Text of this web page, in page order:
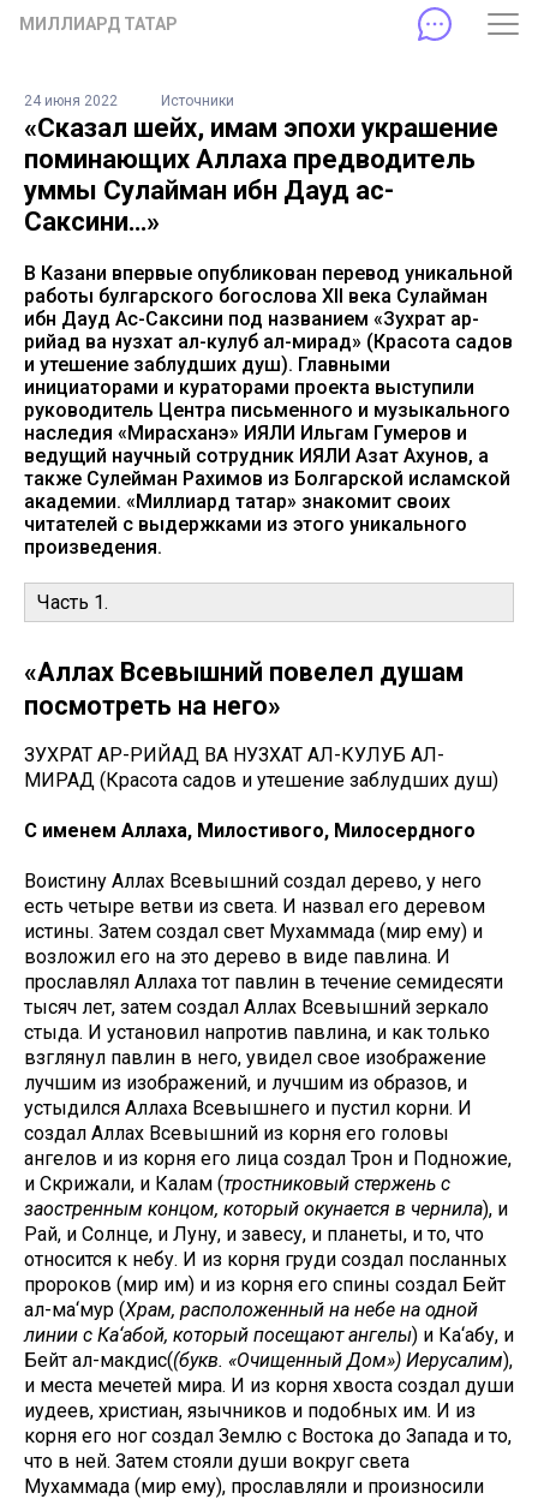
МИЛЛИАРД ТАТАР
24 июня 2022 Источники
«Сказал шейх, имам эпохи украшение
поминающих Аллаха предводитель
уммы Сулайман ибн Дауд ас-
Саксини…»
В Казани впервые опубликован перевод уникальной
работы булгарского богослова XII века Сулайман
ибн Дауд Ас-Саксини под названием «Зухрат ар-
рийад ва нузхат ал-кулуб ал-мирад» (Красота садов
и утешение заблудших душ). Главными
инициаторами и кураторами проекта выступили
руководитель Центра письменного и музыкального
наследия «Мирасханэ» ИЯЛИ Ильгам Гумеров и
ведущий научный сотрудник ИЯЛИ Азат Ахунов, а
также Сулейман Рахимов из Болгарской исламской
академии. «Миллиард татар» знакомит своих
читателей с выдержками из этого уникального
произведения.
Часть 1.
«Аллах Всевышний повелел душам
посмотреть на него»
ЗУХРАТ АР-РИЙАД ВА НУЗХАТ АЛ-КУЛУБ АЛ-
МИРАД (Красота садов и утешение заблудших душ)
С именем Аллаха, Милостивого, Милосердного
Воистину Аллах Всевышний создал дерево, у него
есть четыре ветви из света. И назвал его деревом
истины. Затем создал свет Мухаммада (мир ему) и
возложил его на это дерево в виде павлина. И
прославлял Аллаха тот павлин в течение семидесяти
тысяч лет, затем создал Аллах Всевышний зеркало
стыда. И установил напротив павлина, и как только
взглянул павлин в него, увидел свое изображение
лучшим из изображений, и лучшим из образов, и
устыдился Аллаха Всевышнего и пустил корни. И
создал Аллах Всевышний из корня его головы
ангелов и из корня его лица создал Трон и Подножие,
и Скрижали, и Калам (тростниковый стержень с
заостренным концом, который окунается в чернила), и
Рай, и Солнце, и Луну, и завесу, и планеты, и то, что
относится к небу. И из корня груди создал посланных
пророков (мир им) и из корня его спины создал Бейт
ал-ма‘мур (Храм, расположенный на небе на одной
линии с Ка‘абой, который посещают ангелы) и Ка‘абу, и
Бейт ал-макдис((букв. «Очищенный Дом») Иерусалим),
и места мечетей мира. И из корня хвоста создал души
иудеев, христиан, язычников и подобных им. И из
корня его ног создал Землю с Востока до Запада и то,
что в ней. Затем стояли души вокруг света
Мухаммада (мир ему), прославляли и произносили